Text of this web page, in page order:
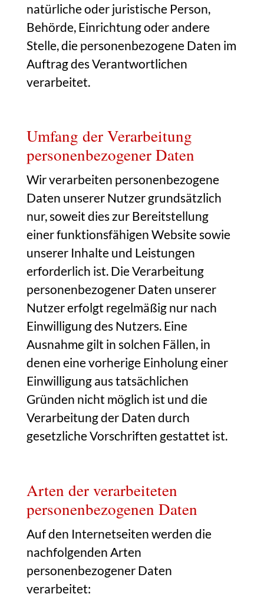
natürliche oder juristische Person,
Behörde, Einrichtung oder andere
Stelle, die personenbezogene Daten im
Auftrag des Verantwortlichen
verarbeitet.
Umfang der Verarbeitung
personenbezogener Daten
Wir verarbeiten personenbezogene
Daten unserer Nutzer grundsätzlich
nur, soweit dies zur Bereitstellung
einer funktionsfähigen Website sowie
unserer Inhalte und Leistungen
erforderlich ist. Die Verarbeitung
personenbezogener Daten unserer
Nutzer erfolgt regelmäßig nur nach
Einwilligung des Nutzers. Eine
Ausnahme gilt in solchen Fällen, in
denen eine vorherige Einholung einer
Einwilligung aus tatsächlichen
Gründen nicht möglich ist und die
Verarbeitung der Daten durch
gesetzliche Vorschriften gestattet ist.
Arten der verarbeiteten
personenbezogenen Daten
Auf den Internetseiten werden die
nachfolgenden Arten
personenbezogener Daten
verarbeitet: